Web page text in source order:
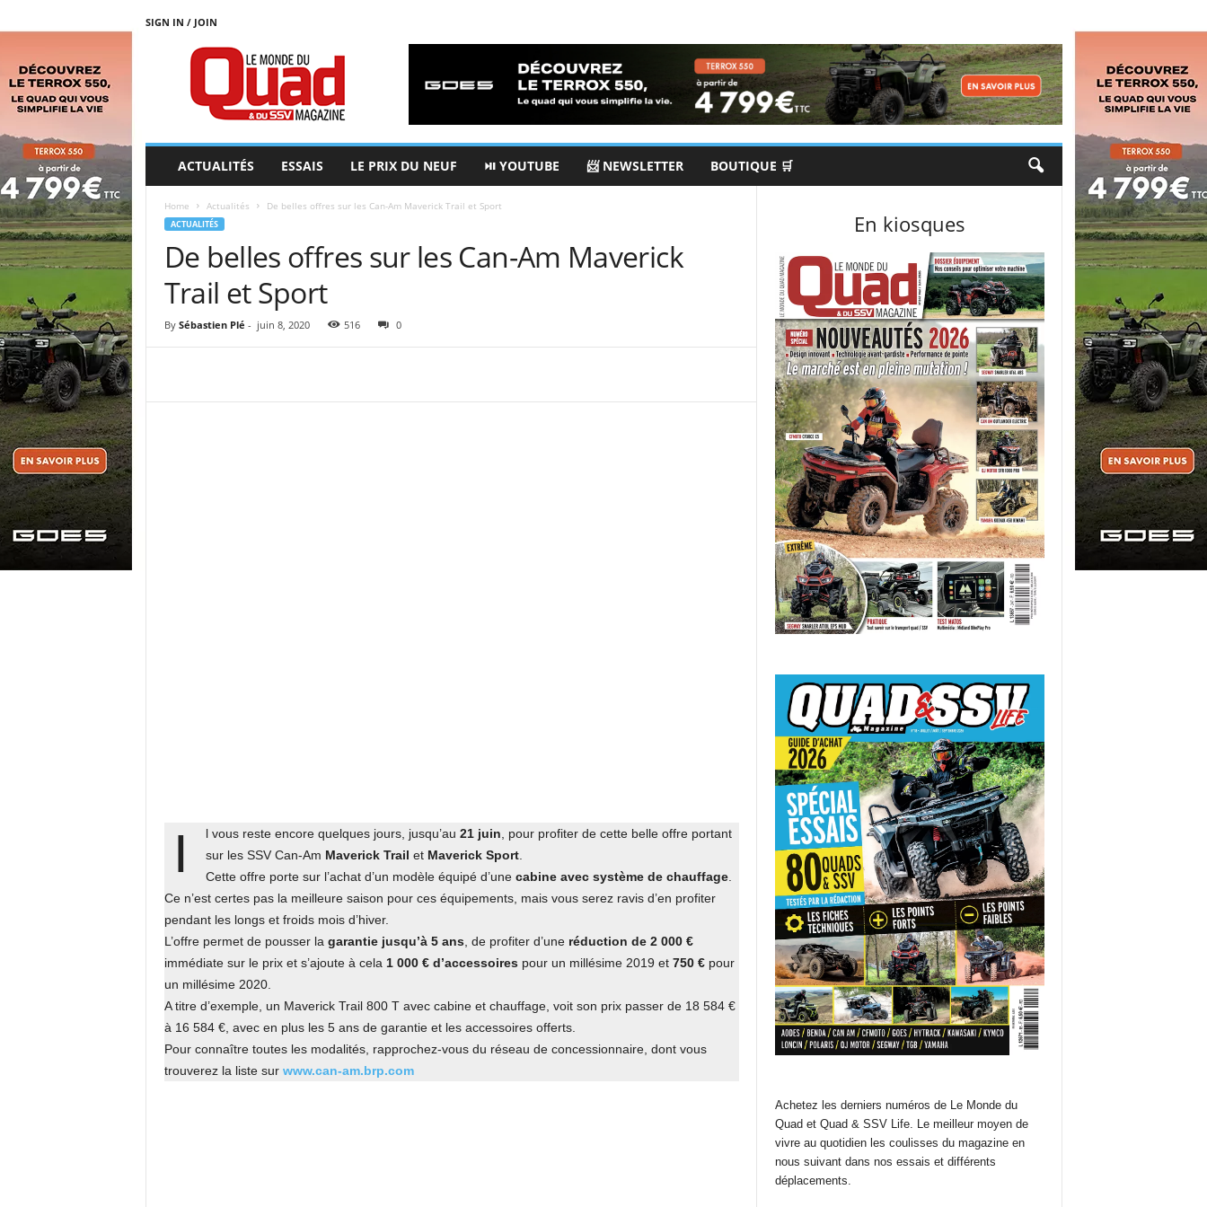
SIGN IN / JOIN
ACTUALITÉS ESSAIS LE PRIX DU NEUF ⏯ YOUTUBE 📨 NEWSLETTER BOUTIQUE 🛒
Home Actualités De belles offres sur les Can-Am Maverick Trail et Sport
ACTUALITÉS
De belles offres sur les Can-Am Maverick
Trail et Sport
By Sébastien Plé - juin 8, 2020 516 0
I l vous reste encore quelques jours, jusqu’au 21 juin , pour profiter de cette belle offre portant
sur les SSV Can-Am Maverick Trail et Maverick Sport.
Cette offre porte sur l’achat d’un modèle équipé d’une cabine avec système de chauffage.
Ce n’est certes pas la meilleure saison pour ces équipements, mais vous serez ravis d’en profiter
pendant les longs et froids mois d’hiver.
L’offre permet de pousser la garantie jusqu’à 5 ans, de profiter d’une réduction de 2 000 €
immédiate sur le prix et s’ajoute à cela 1 000 € d’accessoirespour un millésime 2019 et 750 €pour
un millésime 2020.
A titre d’exemple, un Maverick Trail 800 T avec cabine et chauffage, voit son prix passer de 18 584 €
à 16 584 €, avec en plus les 5 ans de garantie et les accessoires offerts.
Pour connaître toutes les modalités, rapprochez-vous du réseau de concessionnaire, dont vous
trouverez la liste sur www.can-am.brp.com
En kiosques
Achetez les derniers numéros de Le Monde du
Quad et Quad & SSV Life. Le meilleur moyen de
vivre au quotidien les coulisses du magazine en
nous suivant dans nos essais et différents
déplacements.